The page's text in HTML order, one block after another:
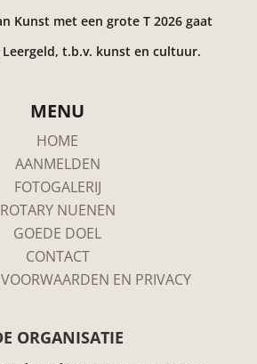
Kunst met een grote T 2026 gaat
t.b.v. kunst en cultuur.
MENU
HOME
AANMELDEN
FOTOGALERIJ
ROTARY NUENEN
GOEDE DOEL
CONTACT
EN PRIVACY
ORGANISATIE